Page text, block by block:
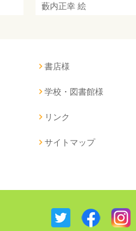
藪内正幸 絵
書店様
学校・図書館様
リンク
サイトマップ